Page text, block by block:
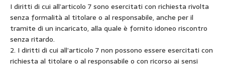
I diritti di cui all’articolo 7 sono esercitati con richiesta rivolta
senza formalità al titolare o al responsabile, anche per il
tramite di un incaricato, alla quale è fornito idoneo riscontro
senza ritardo.
2. I diritti di cui all’articolo 7 non possono essere esercitati con
richiesta al titolare o al responsabile o con ricorso ai sensi